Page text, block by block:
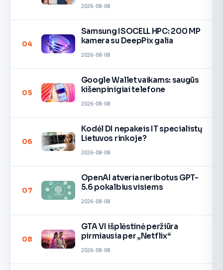
2026-08-08
04
Samsung ISOCELL HPC: 200 MP
kamera su DeepPix galia
2026-08-08
05
Google Wallet vaikams: saugūs
kišenpinigiai telefone
2026-08-08
06
Kodėl DI nepakeis IT specialistų
Lietuvos rinkoje?
2026-08-08
07
OpenAI atveria neribotus GPT-
5.6 pokalbius visiems
2026-08-08
08
GTA VI išplėstinė peržiūra
pirmiausia per „Netflix“
2026-08-08